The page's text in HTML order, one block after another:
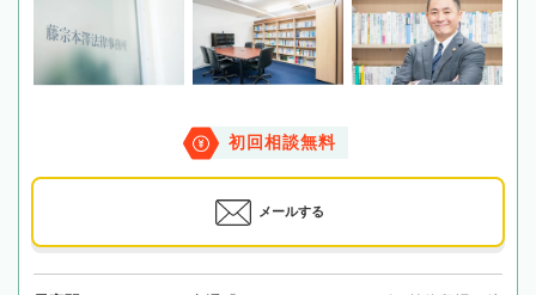
初回相談無料
メールする